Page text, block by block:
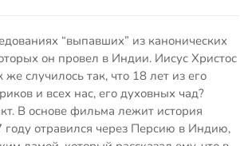
“выпавших” из канонических
он провел в Индии. Иисус Христос
случилось так, что 18 лет из его
и всех нас, его духовных чад?
В основе фильма лежит история
году отравился через Персию в Индию,